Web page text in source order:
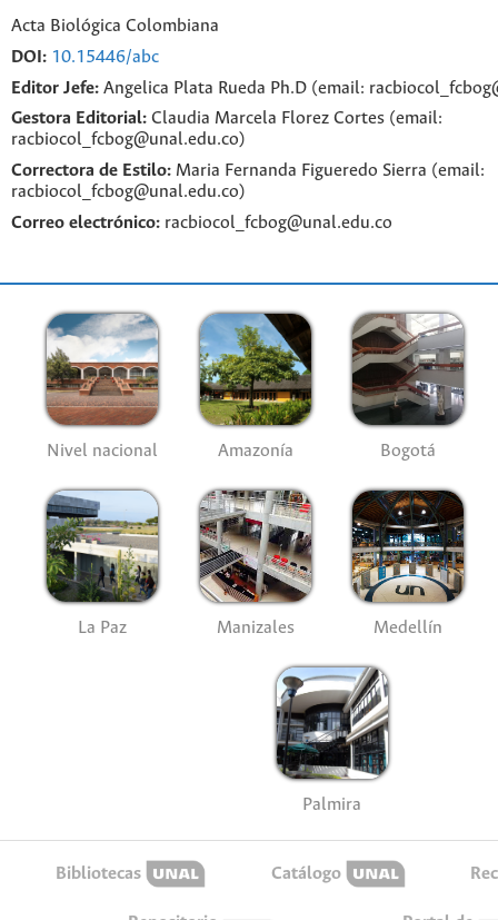
Acta Biológica Colombiana
DOI: 10.15446/abc
Editor Jefe: Angelica Plata Rueda Ph.D (email:
Gestora Editorial: Claudia Marcela Florez Cortes (email:
racbiocol_fcbog@unal.edu.co)
Correctora de Estilo: Maria Fernanda Figueredo Sierra (email:
racbiocol_fcbog@unal.edu.co)
Correo electrónico: racbiocol_fcbog@unal.edu.co
Nivel nacional Amazonía Bogotá
La Paz Manizales Medellín
Palmira
Bibliotecas Catálogo